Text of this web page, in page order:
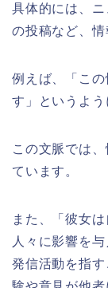
具体的には、
の投稿など、情
例えば、「こ
す」というよう
この文脈では
ています。
また、「彼女
人々に影響を
発信活動を指